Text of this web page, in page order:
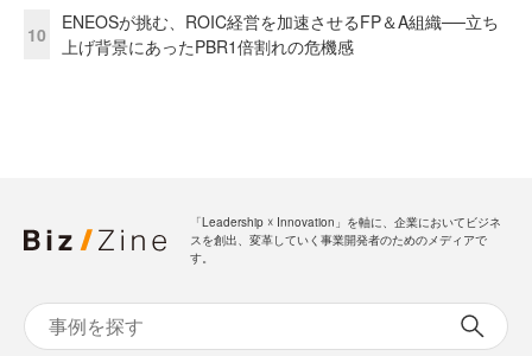
10
ENEOSが挑む、ROIC経営を加速させるFP＆A組織──立ち
上げ背景にあったPBR1倍割れの危機感
「Leadership ☓ Innovation」を軸に、企業においてビジネ
スを創出、変革していく事業開発者のためのメディアで
す。